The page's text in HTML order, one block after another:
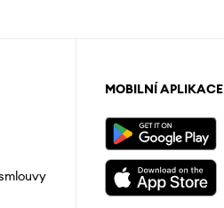
MOBILNÍ APLIKACE